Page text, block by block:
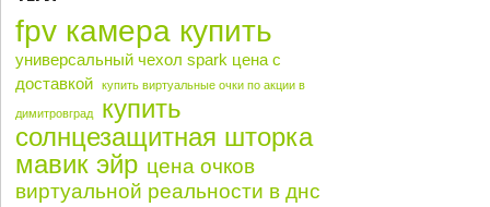
fpv камера купить
универсальный чехол spark цена с
доставкой
купить виртуальные очки по акции в
димитровград
купить
солнцезащитная шторка
мавик эйр цена очков
виртуальной реальности в днс